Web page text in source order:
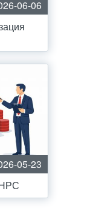
06-06
05-23